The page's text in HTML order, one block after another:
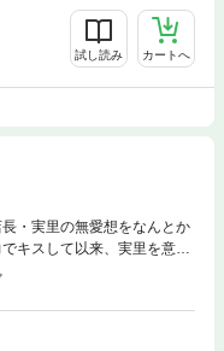
試し読み カートへ
・実里の無愛想をなんとか
キスして以来、実里を意識
ばかり…。